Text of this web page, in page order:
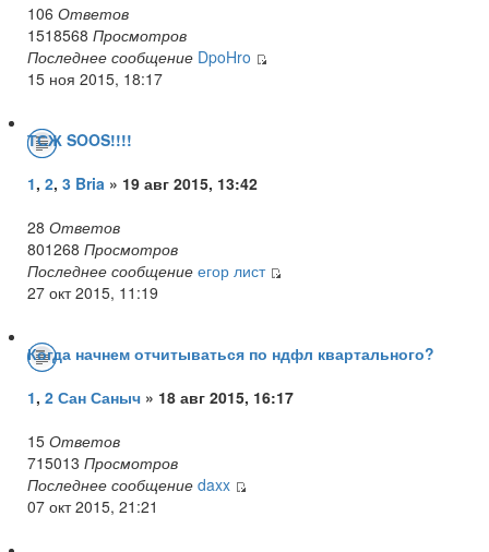
106 Ответов
1518568 Просмотров
Последнее сообщение DpoHro
15 ноя 2015, 18:17
ТСЖ SOOS!!!!
1, 2, 3 Bria » 19 авг 2015, 13:42
28 Ответов
801268 Просмотров
Последнее сообщение егор лист
27 окт 2015, 11:19
Когда начнем отчитываться по ндфл квартального?
1, 2 Сан Саныч » 18 авг 2015, 16:17
15 Ответов
715013 Просмотров
Последнее сообщение daxx
07 окт 2015, 21:21